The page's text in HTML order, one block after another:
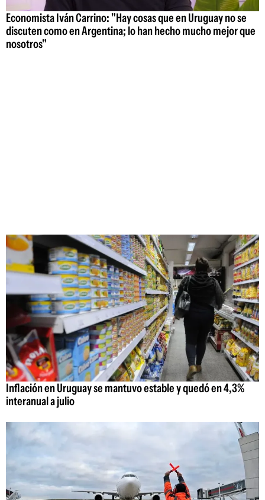
Economista Iván Carrino: "Hay cosas que en Uruguay no se
discuten como en Argentina; lo han hecho mucho mejor que
nosotros"
Inflación en Uruguay se mantuvo estable y quedó en 4,3%
interanual a julio